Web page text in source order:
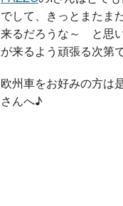
でして、きっとまたま
来るだろうな～ と思
が来るよう頑張る次第
欧州車をお好みの方は
さんへ♪